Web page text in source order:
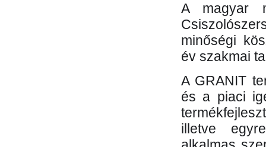
A magyar
minőségi
év szakmai
A GRANIT
és a piaci
illetve